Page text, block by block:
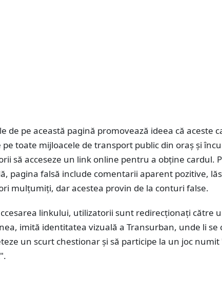
de pe această pagină promovează ideea că aceste
pe toate mijloacele de transport public din oraș și
să acceseze un link online pentru a obține cardul.
pagina falsă include comentarii aparent pozitive,
mulțumiți, dar acestea provin de la conturi false.
linkului, utilizatorii sunt redirecționați către
imită identitatea vizuală a Transurban, unde li se
un scurt chestionar și să participe la un joc numit